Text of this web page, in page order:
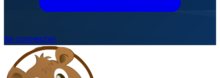
Se connecter